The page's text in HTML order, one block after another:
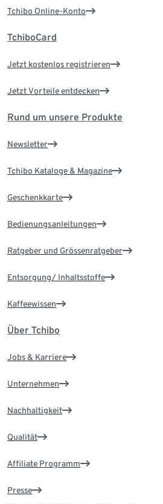
Tchibo Online-Konto
TchiboCard
Jetzt kostenlos registrieren
Jetzt Vorteile entdecken
Rund um unsere Produkte
Newsletter
Tchibo Kataloge & Magazine
Geschenkkarte
Bedienungsanleitungen
Ratgeber und Grössenratgeber
Entsorgung/ Inhaltsstoffe
Kaffeewissen
Über Tchibo
Jobs & Karriere
Unternehmen
Nachhaltigkeit
Qualität
Affiliate Programm
Presse